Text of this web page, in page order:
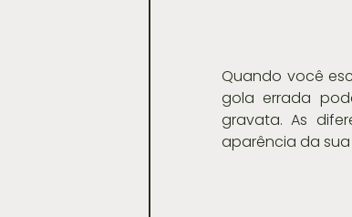
Quando você
gola errada
gravata. As
aparência da